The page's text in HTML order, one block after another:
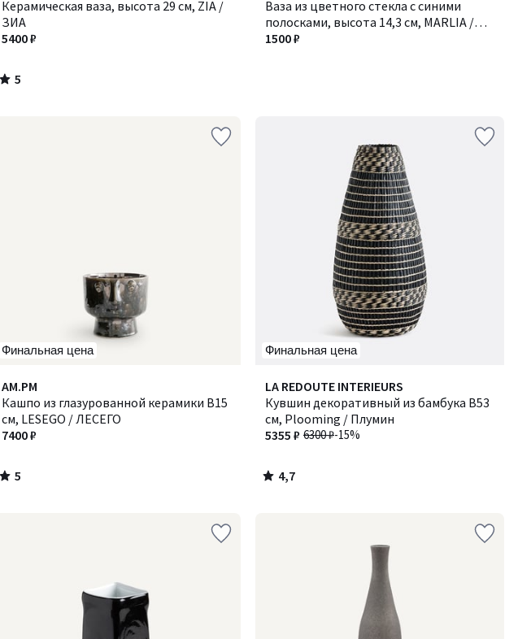
Керамическая ваза, высота 29 см, ZIA /
ЗИА
5400 ₽
/
5
5
/
Ваза из цветного стекла с синими
полосками, высота 14,3 см, MARLIA /
МАРЛИЯ
1500 ₽
Финальная цена
AM.PM
Кашпо из глазурованной керамики В15
см, LESEGO / ЛЕСЕГО
7400 ₽
5
/
5
5
/
Финальная цена
LA REDOUTE INTERIEURS
Кувшин декоративный из бамбука В53
см, Plooming / Плумин
6300 ₽-15%
5355 ₽
4,7
/ 5
4,7
/